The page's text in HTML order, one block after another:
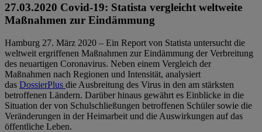
27.03.2020 Covid-19: Statista vergleicht weltweite
Maßnahmen zur Eindämmung
Hamburg 27. März 2020 – Ein Report von Statista untersucht die
weltweit ergriffenen Maßnahmen zur Eindämmung der Verbreitung
des neuartigen Coronavirus. Neben einem Vergleich der
Maßnahmen nach Regionen und Intensität, analysiert
das DossierPlus die Ausbreitung des Virus in den am stärksten
betroffenen Ländern. Darüber hinaus gewährt es Einblicke in die
Situation der von Schulschließungen betroffenen Schüler sowie die
Veränderungen in der Heimarbeit und die Auswirkungen auf das
öffentliche Leben.